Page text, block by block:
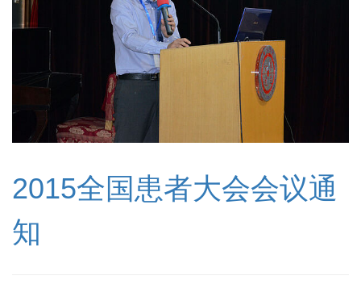
2015全国患者大会会议通
知